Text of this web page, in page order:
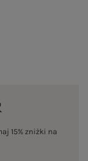
15% zniżki na